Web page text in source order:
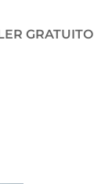
GRATUITO